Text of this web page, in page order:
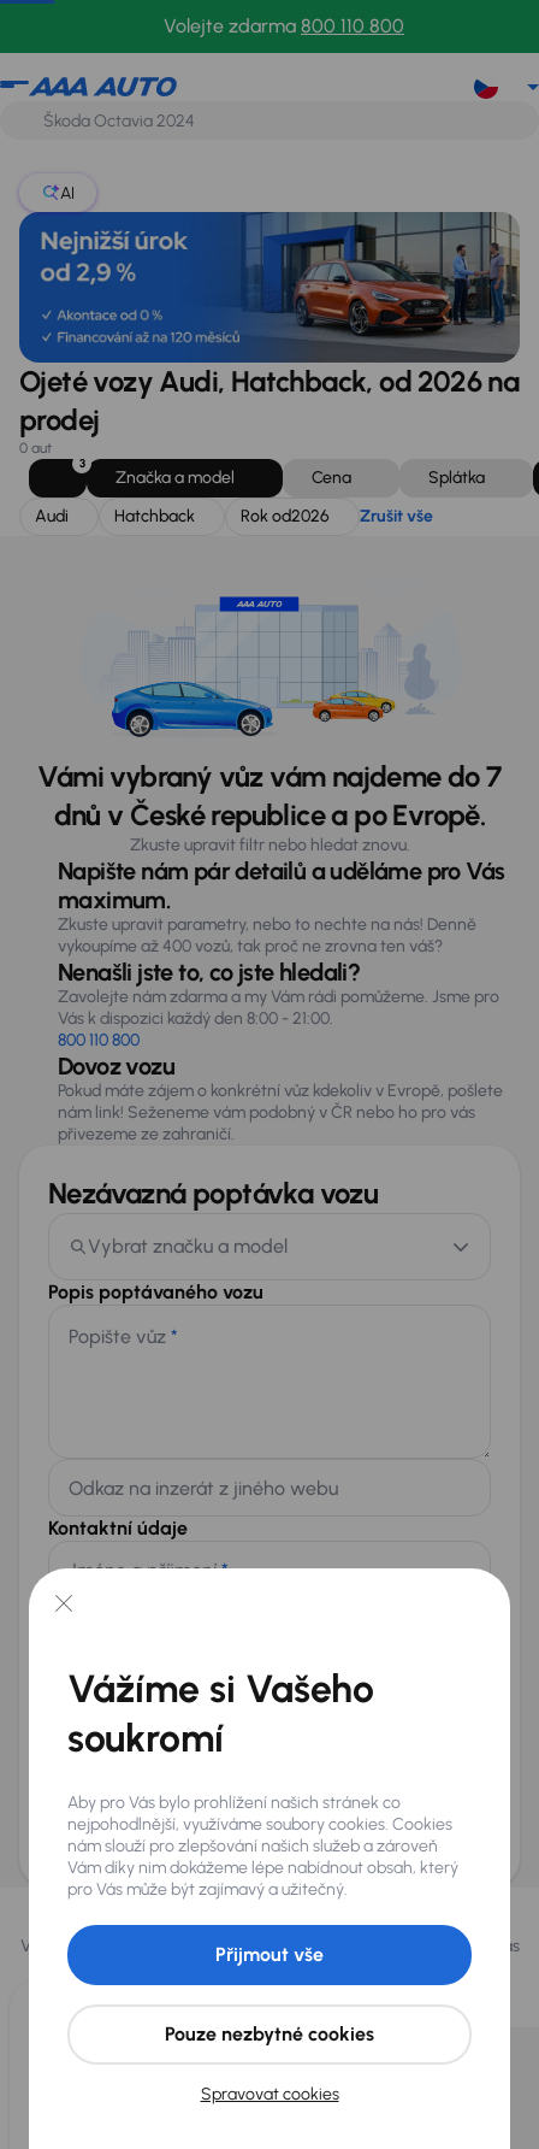
Volejte zdarma 800 110 800
Audi
AI
Ojeté vozy Audi, Hatchback, od 2026 na
prodej
0 aut
3
Značka a model Cena
Splátka
Audi
Hatchback Rok od2026 Zrušit vše
Vámi vybraný vůz vám najdeme do 7
dnů v České republice a po Evropě.
Zkuste upravit filtr nebo hledat znovu.
Napište nám pár detailů a uděláme pro Vás
maximum.
Zkuste upravit parametry, nebo to nechte na nás! Denně
vykoupíme až 400 vozů, tak proč ne zrovna ten váš?
Nenašli jste to, co jste hledali?
Zavolejte nám zdarma a my Vám rádi pomůžeme. Jsme pro
Vás k dispozici každý den 8:00 - 21:00.
800 110 800
Dovoz vozu
Pokud máte zájem o konkrétní vůz kdekoliv v Evropě, pošlete
nám link! Seženeme vám podobný v ČR nebo ho pro vás
přivezeme ze zahraničí.
Nezávazná poptávka vozu
Vybrat značku a model
Popis poptávaného vozu
Popište vůz *
Odkaz na inzerát z jiného webu
Kontaktní údaje
Jméno a příjmení*
+420
E-mail*
Přeji si dostávat informace o atraktivních slevových
nabídkách
AURES Holdings a.s., se sídlem Dopraváků 874/15, Čimice, 184 00 Praha 8 bude
uchovávat a zpracovávat vaše osobní údaje v souladu se zásadami ochrany a
zpracováníosobních údajů.
Vybrali jsme pro vás
Vybíráme pro vás ty nejlepší vozy
z naší nabídky. Každý den pro vás
vykoupíme až 400 vozů
Vážíme si Vašeho
soukromí
Aby pro Vás bylo prohlížení našich stránek co
nejpohodlnější, využíváme soubory cookies. Cookies
nám slouží pro zlepšování našich služeb a zároveň
Vám díky nim dokážeme lépe nabídnout obsah, který
pro Vás může být zajímavý a užitečný.
Spravovat cookies
Pouze nezbytné cookies
Přijmout vše